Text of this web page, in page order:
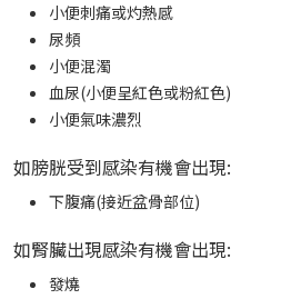
小便刺痛或灼熱感
尿頻
小便混濁
血尿(小便呈紅色或粉紅色)
小便氣味濃烈
如膀胱受到感染有機會出現:
下腹痛(接近盆骨部位)
如腎臟出現感染有機會出現:
發燒